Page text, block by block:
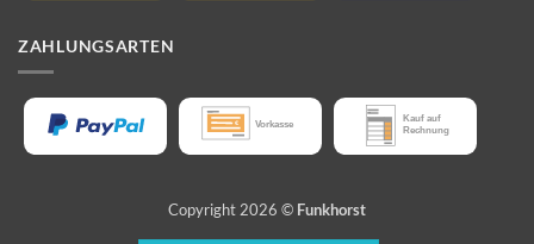
ZAHLUNGSARTEN
Copyright 2026 © Funkhorst